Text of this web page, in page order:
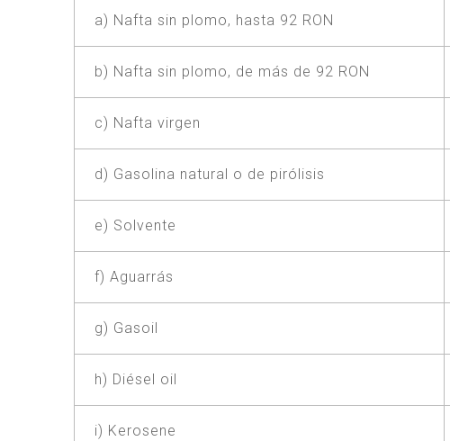
a) Nafta sin plomo, hasta 92 RON
b) Nafta sin plomo, de más de 92 RON
c) Nafta virgen
d) Gasolina natural o de pirólisis
e) Solvente
f) Aguarrás
g) Gasoil
h) Diésel oil
i) Kerosene